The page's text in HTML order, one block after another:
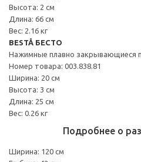
Высота: 2 см
Длина: 66 см
Вес: 2.16 кг
BESTÅ БЕСТО
Нажимные плавно закрывающиеся
Номер товара: 003.838.81
Ширина: 20 см
Высота: 3 см
Длина: 25 см
Вес: 0.26 кг
Подробнее о
Ширина: 120 см